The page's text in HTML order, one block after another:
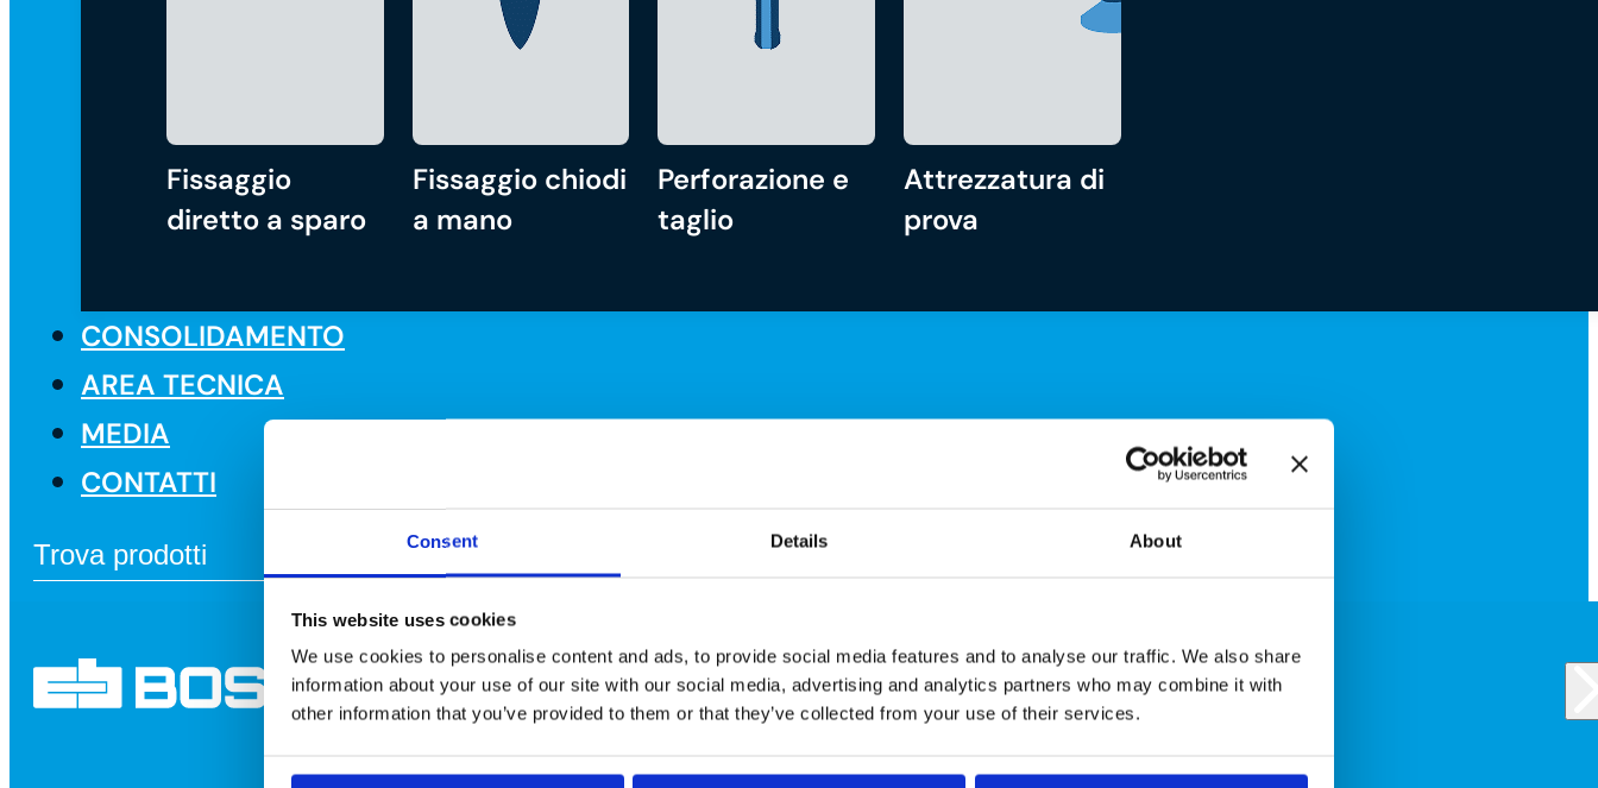
Consent Details About
This website uses cookies
We use cookies to personalise content and ads, to provide social media features and to analyse our traffic. We also share
information about your use of our site with our social media, advertising and analytics partners who may combine it with
other information that you’ve provided to them or that they’ve collected from your use of their services.
Fissaggio
diretto a sparo
Fissaggio chiodi
a mano
Perforazione e
taglio
Attrezzatura di
prova
CONSOLIDAMENTO
AREA TECNICA
MEDIA
CONTATTI